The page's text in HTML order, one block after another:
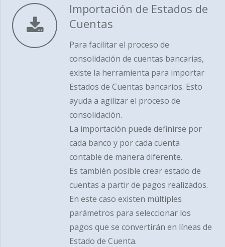
Importación de Estados de
Cuentas
Para facilitar el proceso de
consolidación de cuentas bancarias,
existe la herramienta para importar
Estados de Cuentas bancarios. Esto
ayuda a agilizar el proceso de
consolidación.
La importación puede definirse por
cada banco y por cada cuenta
contable de manera diferente.
Es también posible crear estado de
cuentas a partir de pagos realizados.
En este caso existen múltiples
parámetros para seleccionar los
pagos que se convertirán en líneas de
Estado de Cuenta.